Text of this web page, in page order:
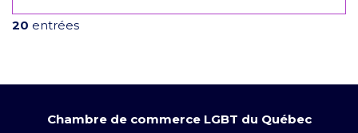
20 entrées
Chambre de commerce LGBT du Québec